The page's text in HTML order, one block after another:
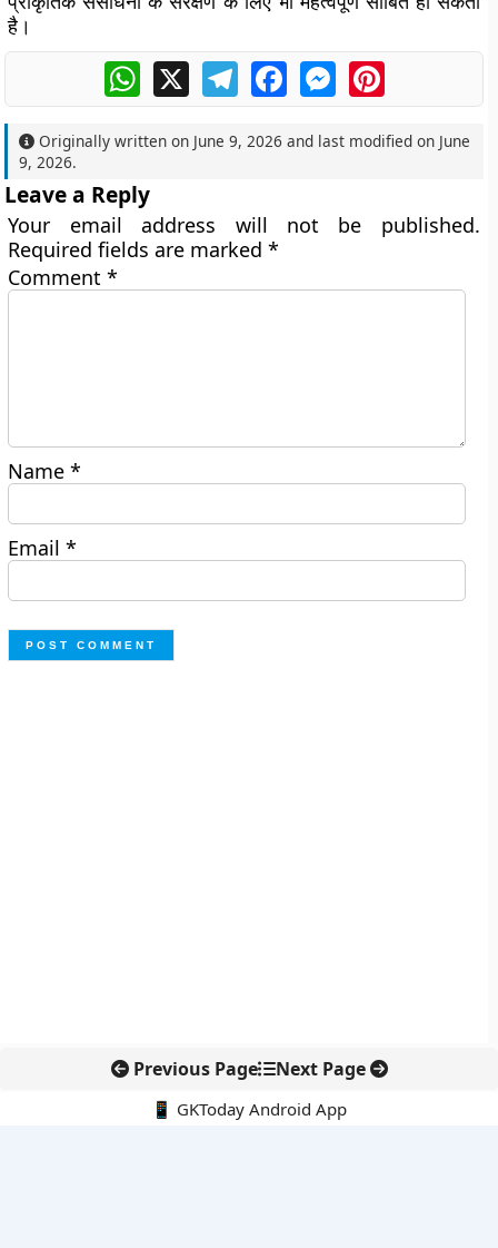
है।
WhatsApp
X TelegramFacebookMessengerPinterest
Originally written on June 9, 2026 and last modified on June
9, 2026.
Leave a Reply
Your email address will not be published.
Required fields are marked*
Comment*
Name*
Email*
Previous Page Next Page
📱 GKToday Android App